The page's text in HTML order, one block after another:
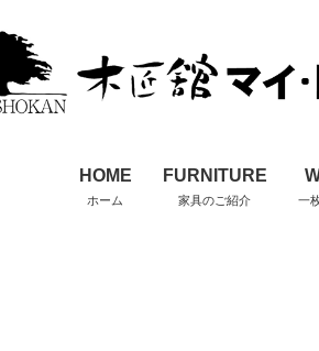
HOME
ホーム
FURNITURE
家具のご紹介 一